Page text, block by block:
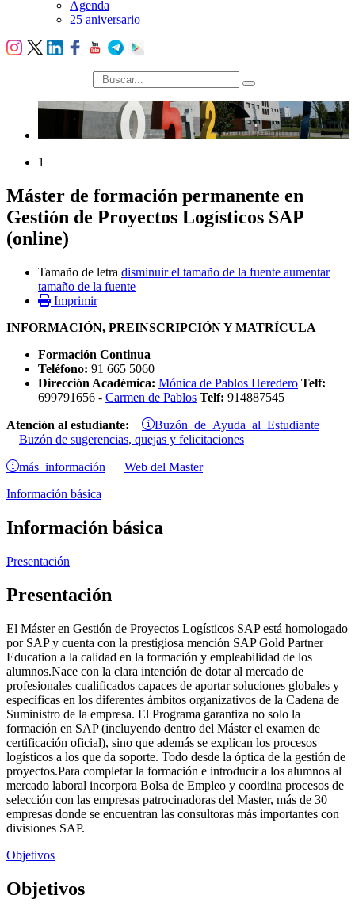
Agenda
25 aniversario
búsqueda
1
Máster de formación permanente en
Gestión de Proyectos Logísticos SAP
(online)
Tamaño de letra disminuir el tamaño de la fuente aumentar
tamaño de la fuente
Imprimir
INFORMACIÓN, PREINSCRIPCIÓN Y MATRÍCULA
Formación Continua
Teléfono: 91 665 5060
Dirección Académica: Mónica de Pablos Heredero Telf:
699791656 - Carmen de Pablos Telf: 914887545
Atención al estudiante: Buzón de Ayuda al Estudiante
Buzón de sugerencias, quejas y felicitaciones
más información
Web del Master
Información básica
Información básica
Presentación
Presentación
El Máster en Gestión de Proyectos Logísticos SAP está homologado
por SAP y cuenta con la prestigiosa mención SAP Gold Partner
Education a la calidad en la formación y empleabilidad de los
alumnos.Nace con la clara intención de dotar al mercado de
profesionales cualificados capaces de aportar soluciones globales y
específicas en los diferentes ámbitos organizativos de la Cadena de
Suministro de la empresa. El Programa garantiza no solo la
formación en SAP (incluyendo dentro del Máster el examen de
certificación oficial), sino que además se explican los procesos
logísticos a los que da soporte. Todo desde la óptica de la gestión de
proyectos.Para completar la formación e introducir a los alumnos al
mercado laboral incorpora Bolsa de Empleo y coordina procesos de
selección con las empresas patrocinadoras del Master, más de 30
empresas donde se encuentran las consultoras más importantes con
divisiones SAP.
Objetivos
Objetivos